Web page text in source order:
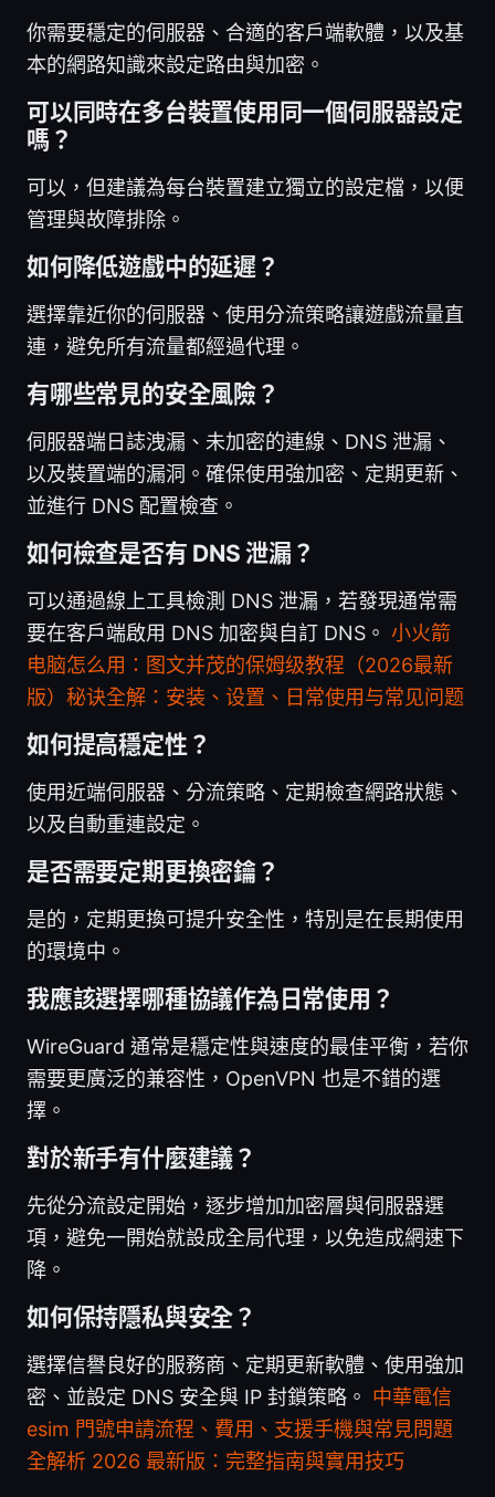
你需要穩定的伺服器、合適的客戶端軟體，以及基
本的網路知識來設定路由與加密。
可以同時在多台裝置使用同一個伺服器設定
嗎？
可以，但建議為每台裝置建立獨立的設定檔，以便
管理與故障排除。
如何降低遊戲中的延遲？
選擇靠近你的伺服器、使用分流策略讓遊戲流量直
連，避免所有流量都經過代理。
有哪些常見的安全風險？
伺服器端日誌洩漏、未加密的連線、DNS 泄漏、
以及裝置端的漏洞。確保使用強加密、定期更新、
並進行 DNS 配置檢查。
如何檢查是否有 DNS 泄漏？
可以通過線上工具檢測 DNS 泄漏，若發現通常需
要在客戶端啟用 DNS 加密與自訂 DNS。 小火箭
电脑怎么用：图文并茂的保姆级教程（2026最新
版）秘诀全解：安装、设置、日常使用与常见问题
如何提高穩定性？
使用近端伺服器、分流策略、定期檢查網路狀態、
以及自動重連設定。
是否需要定期更換密鑰？
是的，定期更換可提升安全性，特別是在長期使用
的環境中。
我應該選擇哪種協議作為日常使用？
WireGuard 通常是穩定性與速度的最佳平衡，若你
需要更廣泛的兼容性，OpenVPN 也是不錯的選
擇。
對於新手有什麼建議？
先從分流設定開始，逐步增加加密層與伺服器選
項，避免一開始就設成全局代理，以免造成網速下
降。
如何保持隱私與安全？
選擇信譽良好的服務商、定期更新軟體、使用強加
密、並設定 DNS 安全與 IP 封鎖策略。 中華電信
esim 門號申請流程、費用、支援手機與常見問題
全解析 2026 最新版：完整指南與實用技巧